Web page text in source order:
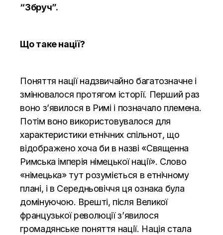
“Збруч”.
Що таке нації?
Поняття нації надзвичайно багатозначне і
змінювалося протягом історії. Перший раз
воно з’явилося в Римі і позначало племена.
Потім воно використовувалося для
характеристики етнічних спільнот, що
відображено хоча би в назві «Священна
Римська імперія німецької нації». Слово
«німецька» тут розуміється в етнічному
плані, і в Середньовіччя ця ознака була
домінуючою. Врешті, після Великої
французької революції з’явилося
громадянське поняття нації. Нація стала